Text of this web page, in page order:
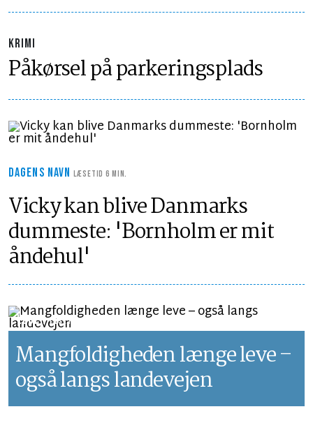
KRIMI
Påkørsel på parkeringsplads
DAGENS NAVNLÆSETID 6 MIN.
Vicky kan blive Danmarks
dummeste: 'Bornholm er mit
åndehul'
LEDERLÆSETID 1 MIN.
Mangfoldigheden længe leve –
også langs landevejen